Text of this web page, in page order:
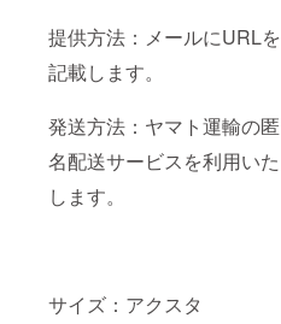
提供方法：メールにURLを
記載します。
発送方法：ヤマト運輸の匿
名配送サービスを利用いた
します。
サイズ：アクスタ